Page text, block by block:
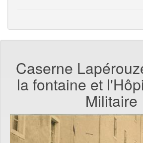
Caserne
la fontaine et
Militaire